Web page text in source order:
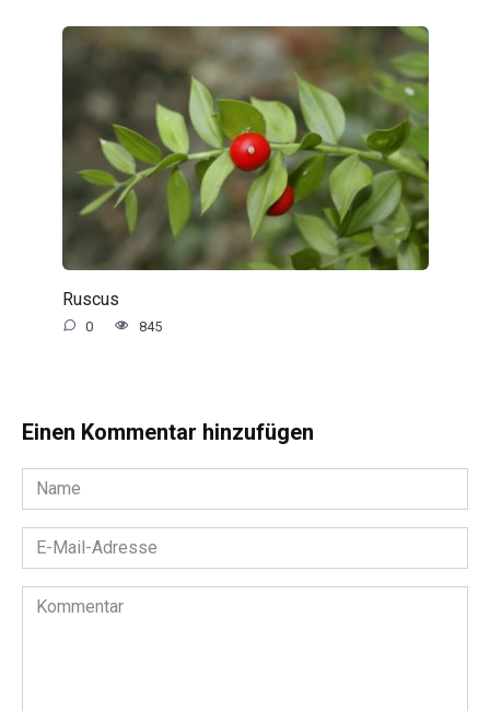
Ruscus
0 845
Einen Kommentar hinzufügen
Name
*
Mail-
Adresse
Kommentar